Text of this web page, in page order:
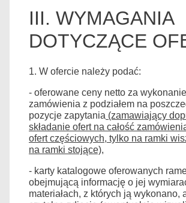
III. WYMAGANIA
DOTYCZĄCE
1. W ofercie należy podać:
- oferowane ceny netto za wykonanie
zamówienia z podziałem na
pozycje zapytania (zamawiający
składanie ofert na całość
ofert częściowych, tylko na ramki
na ramki stojące),
- karty katalogowe oferowanych
obejmującą informację o jej
materiałach, z których ją wykonano,